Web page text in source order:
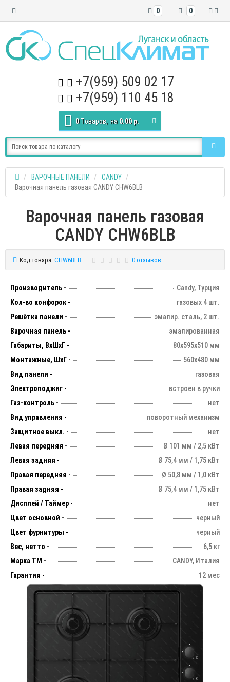
0
0
+7(959) 509 02 17
+7(959) 110 45 18
0 Tоваров, на 0.00 р.
ВАРОЧНЫЕ ПАНЕЛИ
CANDY
Варочная панель газовая CANDY CHW6BLB
Варочная панель газовая
CANDY CHW6BLB
Код товара: CHW6BLB 0 отзывов
Производитель -
Candy, Турция
Кол-во конфорок -
газовых 4 шт.
Решётка панели -
эмалир. сталь, 2 шт.
Варочная панель -
эмалированная
Габариты, ВхШхГ -
80х595х510 мм
Монтажные, ШхГ -
560х480 мм
Вид панели -
газовая
Электроподжиг -
встроен в ручки
Газ-контроль -
нет
Вид управления -
поворотный механизм
Защитное выкл. -
нет
Левая передняя -
Ø 101 мм / 2,5 кВт
Левая задняя -
Ø 75,4 мм / 1,75 кВт
Правая передняя -
Ø 50,8 мм / 1,0 кВт
Правая задняя -
Ø 75,4 мм / 1,75 кВт
Дисплей / Таймер -
нет
Цвет основной -
черный
Цвет фурнитуры -
черный
Вес, нетто -
6,5 кг
Марка ТМ -
CANDY, Италия
Гарантия -
12 мес